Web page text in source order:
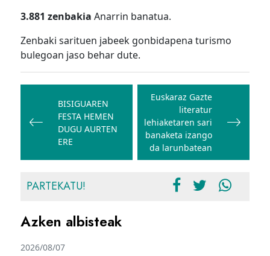
3.881 zenbakia Anarrin banatua.
Zenbaki sarituen jabeek gonbidapena turismo
bulegoan jaso behar dute.
Bidalketetan
zehar
nabigatu
BISIGUAREN
FESTA HEMEN
DUGU AURTEN
ERE
Euskaraz Gazte
literatur
lehiaketaren sari
banaketa izango
da larunbatean
PARTEKATU!
Azken albisteak
2026/08/07